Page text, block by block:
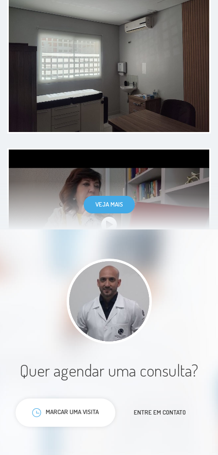
Super atencioso, é um ótimo
profissional que podemos confiar.
Paciente
e prestativo comunicativo
Paciente
Muito antencioso, detalhista e
muito preocupado com o bem
estar do paciente. Excelente
profissional.
VEJA MAIS
Quer agendar uma consulta?
MARCAR UMA VISITA ENTRE EM CONTATO